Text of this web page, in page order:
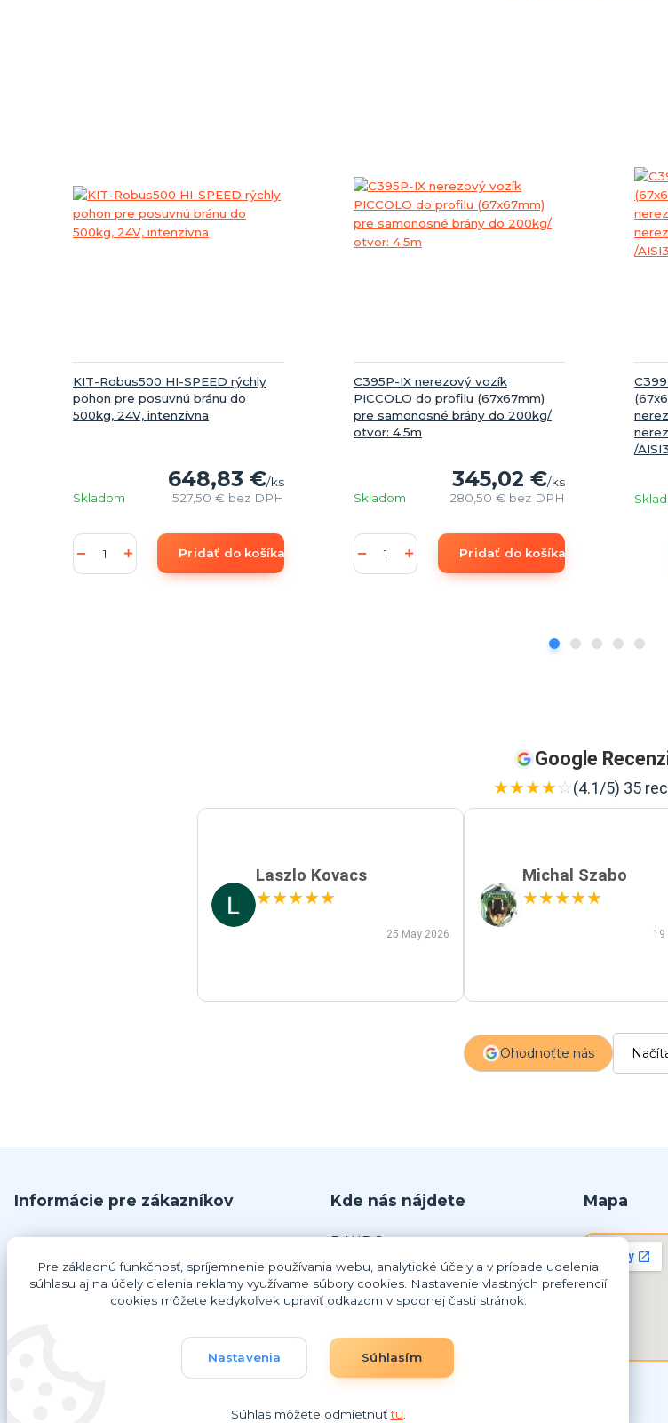
KIT-Robus500 HI-SPEED rýchly
pohon pre posuvnú bránu do
500kg, 24V, intenzívna
648,83 €/ks
527,50 € bez DPH
Skladom
Pridať do košíka
C395P-IX nerezový vozík
PICCOLO do profilu (67x67mm)
pre samonosné brány do 200kg/
otvor: 4.5m
345,02 €/ks
280,50 € bez DPH
Skladom
Pridať do košíka
/
Google
★★★★☆(4.1/5) 35
Laszlo Kovacs
★★★★★
25 May 2026
Michal Szabo
★★★★★
19
Ohodnoťte nás
Informácie pre zákazníkov
Obchodné podmienky
Odstúpenie od zmluvy
Kde nás nájdete
DANDO, s.r.o.
č.679
925 63 Dolná Streda
DIČ: 2023837948
IČ DPH: SK2023837948
Mapa
Pre základnú funkčnosť, spríjemnenie používania webu, analytické účely a v prípade udelenia
súhlasu aj na účely cielenia reklamy využívame súbory cookies. Nastavenie vlastných preferencií
cookies môžete kedykoľvek upraviť odkazom v spodnej časti stránok.
Nastavenia Súhlasím
Súhlas môžete odmietnuťtu